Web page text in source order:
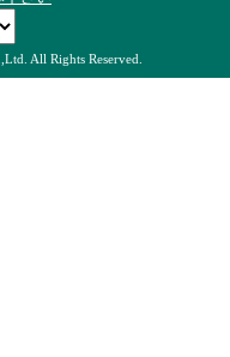
All Rights Reserved.